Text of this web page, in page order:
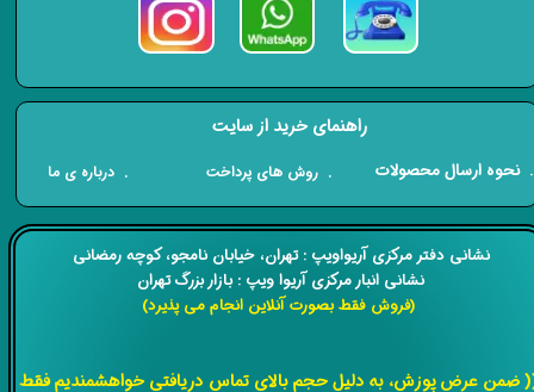
​​نشانی دفتر مرکزی آریواویپ : تهران، خیابان نامجو،کوچه رمضانی
نشانی انبار مرکزی آریوا ویپ : بازار بزرگ تهران
(فروش فقط بصورت آنلاین انجام می پذیرد)
ضمن عرض پوزش، به دلیل حجم بالای تماس دریافتی خواهشمندیم فقط
راهنمای خرید از سایت
​. نحوه ارسال محصولات . روش های پرداخت . درباره ی ما